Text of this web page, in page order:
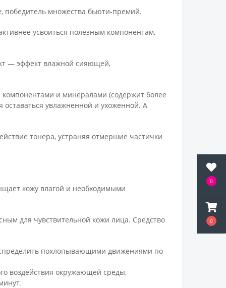
0
0
множества бьюти-премий.
усвоиться полезным компонентам,
— эффект влажной сияющей,
и минералами (содержит более
оставаться увлажненной и ухоженной. А
тонера, устраняя отмершие частички
кожу влагой и необходимыми
для чувствительной кожи лица. Средство
похлопывающими движениями по
воздействия окружающей среды,